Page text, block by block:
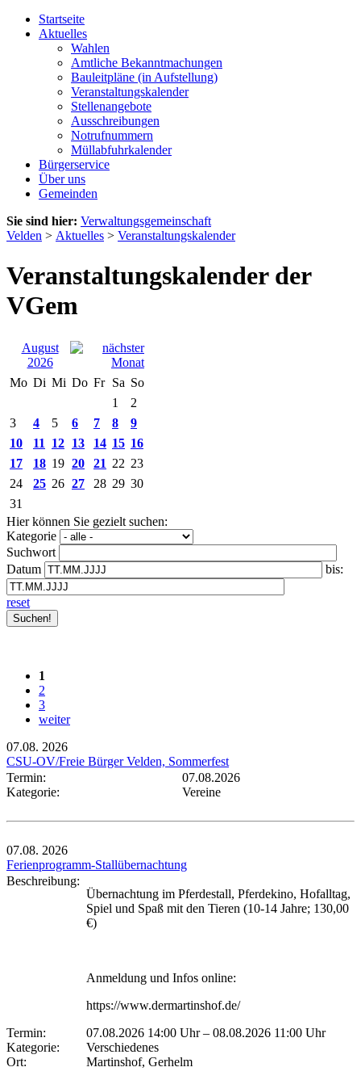
Startseite
Aktuelles
Wahlen
Amtliche Bekanntmachungen
Bauleitpläne (in Aufstellung)
Veranstaltungskalender
Stellenangebote
Ausschreibungen
Notrufnummern
Müllabfuhrkalender
Bürgerservice
Über uns
Gemeinden
Sie sind hier: Verwaltungsgemeinschaft
Velden > Aktuelles > Veranstaltungskalender
Veranstaltungskalender der
VGem
August
2026
Mo Di Mi Do Fr Sa So
1
2
3
4 5 6 7 8
9
10
11 12 13 14 15 16
17
18 19 20 21 22 23
24
25 26 27 28 29 30
31
Hier können Sie gezielt suchen:
Kategorie
Suchwort
Datum
bis:
reset
1
2
3
weiter
07.08. 2026
CSU-OV/Freie Bürger Velden, Sommerfest
Termin:
07.08.2026
Kategorie:
Vereine
07.08. 2026
Ferienprogramm-Stallübernachtung
Beschreibung:
Übernachtung im Pferdestall, Pferdekino, Hofalltag,
Spiel und Spaß mit den Tieren (10-14 Jahre; 130,00
€)
Anmeldung und Infos online:
https://www.dermartinshof.de/
Termin:
07.08.2026 14:00 Uhr– 08.08.2026 11:00 Uhr
Kategorie:
Verschiedenes
Ort:
Martinshof, Gerhelm